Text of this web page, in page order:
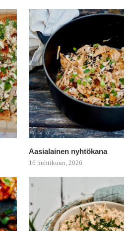
Aasialainen nyhtökana
16 huhtikuun, 2026